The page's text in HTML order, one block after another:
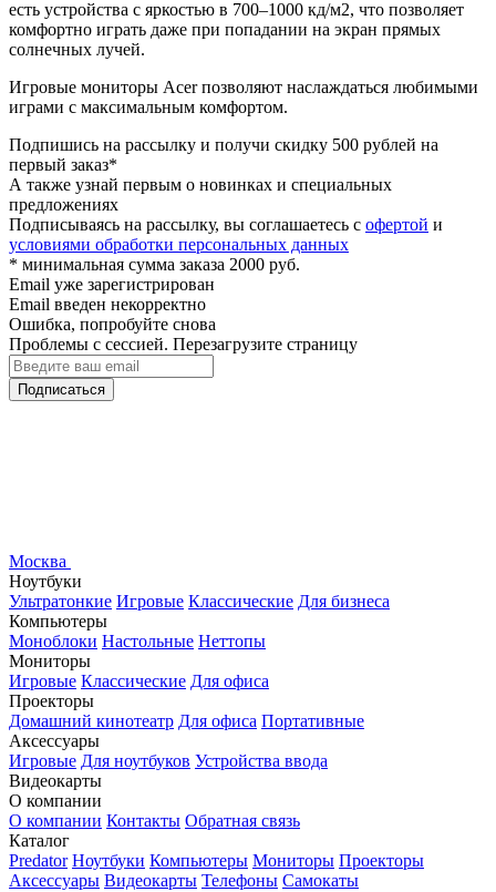
есть устройства с яркостью в 700–1000 кд/м2, что позволяет
комфортно играть даже при попадании на экран прямых
солнечных лучей.
Игровые мониторы Acer позволяют наслаждаться любимыми
играми с максимальным комфортом.
Подпишись на рассылку и получи скидку 500 рублей на
первый заказ*
А также узнай первым о новинках и специальных
предложениях
Подписываясь на рассылку, вы соглашаетесь с офертой и
условиями обработки персональных данных
* минимальная сумма заказа 2000 руб.
Email уже зарегистрирован
Email введен некорректно
Ошибка, попробуйте снова
Проблемы с сессией. Перезагрузите страницу
Подписаться
Москва
Ноутбуки
Ультратонкие Игровые Классические Для бизнеса
Компьютеры
Моноблоки Настольные Неттопы
Мониторы
Игровые Классические Для офиса
Проекторы
Домашний кинотеатр Для офиса Портативные
Аксессуары
Игровые Для ноутбуков Устройства ввода
Видеокарты
О компании
О компании Контакты Обратная связь
Каталог
Predator Ноутбуки Компьютеры Мониторы Проекторы
Аксессуары Видеокарты Телефоны Самокаты